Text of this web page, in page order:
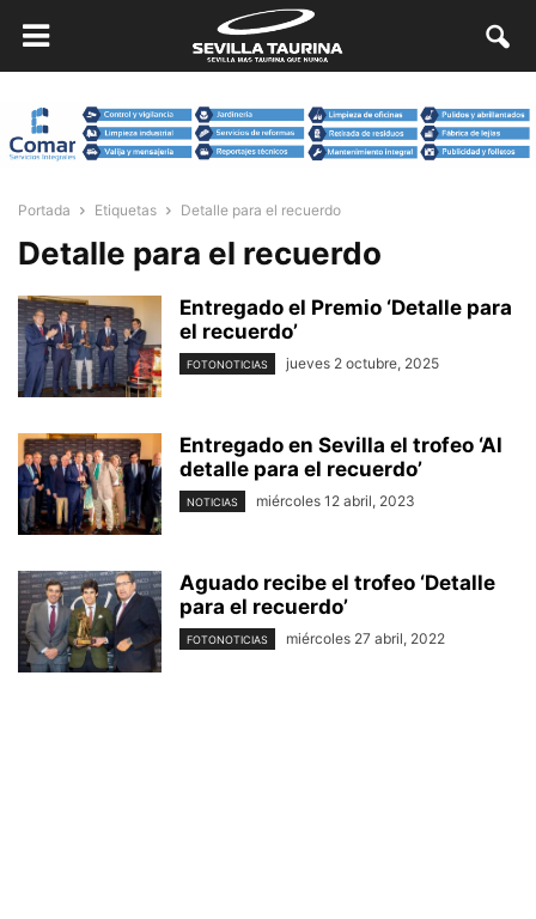
Portada Etiquetas Detalle para el recuerdo
Detalle para el recuerdo
Entregado el Premio ‘Detalle para
el recuerdo’
FOTONOTICIAS jueves 2 octubre, 2025
Entregado en Sevilla el trofeo ‘Al
detalle para el recuerdo’
NOTICIAS miércoles 12 abril, 2023
Aguado recibe el trofeo ‘Detalle
para el recuerdo’
FOTONOTICIAS miércoles 27 abril, 2022